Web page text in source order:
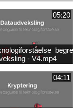
05:20
- V4.mp4
04:11